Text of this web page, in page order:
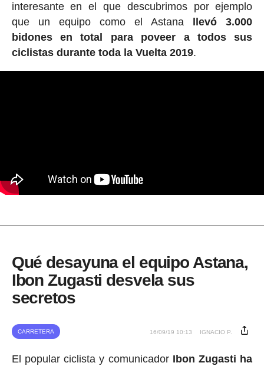
interesante en el que descubrimos por ejemplo
que un equipo como el Astana
llevó 3.000
bidones en total para poveer a todos sus
ciclistas durante toda la Vuelta 2019.
Qué desayuna el equipo Astana,
Ibon Zugasti desvela sus
secretos
CARRETERA 16/09/19 10:13 IGNACIO P.
El popular ciclista y comunicador Ibon Zugasti ha